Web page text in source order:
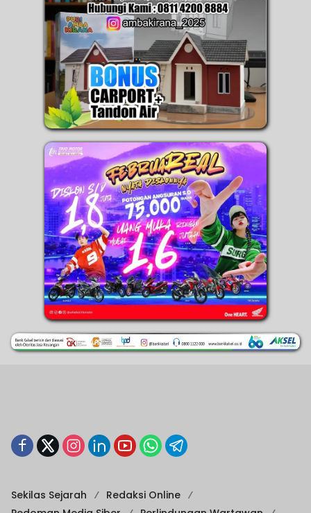
Sekilas Sejarah
Redaksi Online